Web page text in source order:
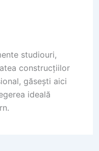
studiouri,
construcțiilor
găsești aici
ideală